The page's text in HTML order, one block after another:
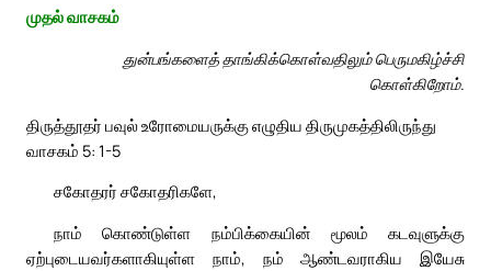
முதல் வாசகம்
துன்பங்களைத் தாங்கிக்கொள்வதிலும் பெருமகிழ்ச்சி
கொள்கிறோம்.
திருத்தூதர் பவுல் உரோமையருக்கு எழுதிய திருமுகத்திலிருந்து
வாசகம் 5: 1-5
சகோதரர் சகோதரிகளே,
நாம் கொண்டுள்ள நம்பிக்கையின் மூலம் கடவுளுக்கு
ஏற்புடையவர்களாகியுள்ள நாம், நம் ஆண்டவராகிய இயேசு